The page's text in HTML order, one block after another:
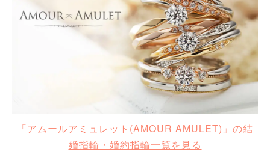
「アムールアミュレット(AMOUR AMULET)」の結
婚指輪・婚約指輪一覧を見る